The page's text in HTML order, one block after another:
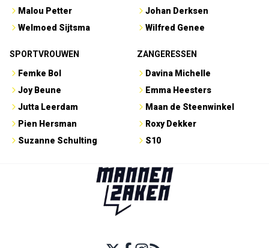
Malou Petter
Welmoed Sijtsma
Johan Derksen
Wilfred Genee
SPORTVROUWEN
Femke Bol
Joy Beune
Jutta Leerdam
Pien Hersman
Suzanne Schulting
ZANGERESSEN
Davina Michelle
Emma Heesters
Maan de Steenwinkel
Roxy Dekker
S10